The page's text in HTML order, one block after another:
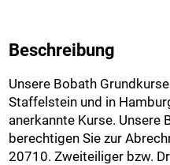
Beschreibung
Unsere Bobath
Staffelstein und in
anerkannte Kurse. Unsere
berechtigen Sie zur
20710. Zweiteiliger bzw.